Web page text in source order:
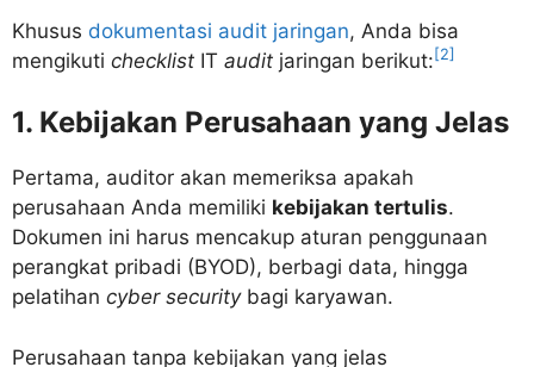
Khusus dokumentasi audit jaringan, Anda bisa
mengikuti checklist IT audit jaringan berikut:[2]
1. Kebijakan Perusahaan yang Jelas
Pertama, auditor akan memeriksa apakah
perusahaan Anda memiliki kebijakan tertulis.
Dokumen ini harus mencakup aturan penggunaan
perangkat pribadi (BYOD), berbagi data, hingga
pelatihan cyber security bagi karyawan.
Perusahaan tanpa kebijakan yang jelas